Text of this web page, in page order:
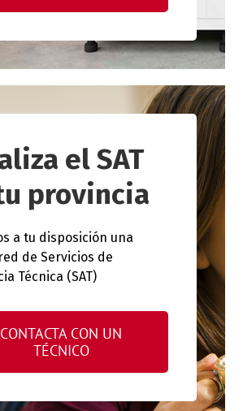
el SAT
provincia
a tu disposición una
de Servicios de
Técnica (SAT)
CONTACTA CON UN
TÉCNICO